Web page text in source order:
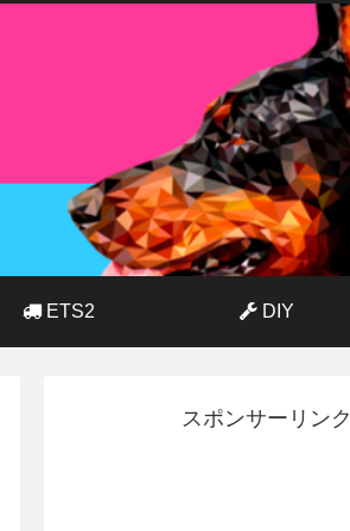
ETS2 DIY
スポンサーリンク